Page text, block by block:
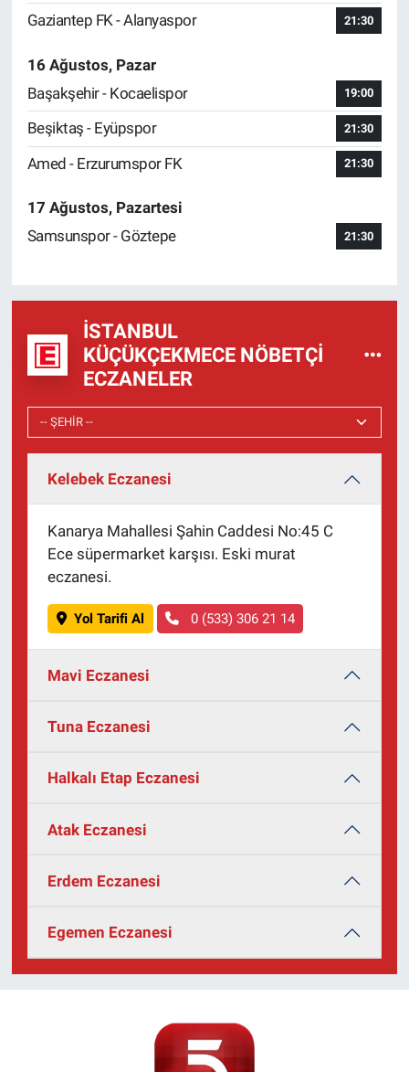
Gaziantep FK - Alanyaspor 21:30
16 Ağustos, Pazar
Başakşehir - Kocaelispor
19:00
Beşiktaş - Eyüpspor 21:30
Amed - Erzurumspor FK 21:30
17 Ağustos, Pazartesi
Samsunspor - Göztepe
21:30
İSTANBUL
KÜÇÜKÇEKMECE NÖBETÇI
ECZANELER
Kelebek Eczanesi
Kanarya Mahallesi Şahin Caddesi No:45 C
Ece süpermarket karşısı. Eski murat
eczanesi.
Yol Tarifi Al 0 (533) 306 21 14
Mavi Eczanesi
Tuna Eczanesi
Halkalı Etap Eczanesi
Atak Eczanesi
Erdem Eczanesi
Egemen Eczanesi